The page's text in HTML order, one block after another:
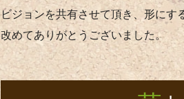
ビジョンを共有させて頂き、形にす
改めてありがとうございました。